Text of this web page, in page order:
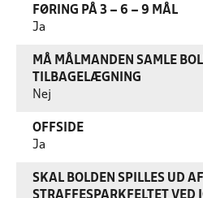
FØRING PÅ 3 – 6 – 9 MÅL
Ja
MÅ MÅLMANDEN SAMLE
TILBAGELÆGNING
Nej
OFFSIDE
Ja
SKAL BOLDEN SPILLES UD AF
STRAFFESPARKFELTET VED